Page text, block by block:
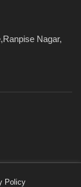
Nagar,
Policy